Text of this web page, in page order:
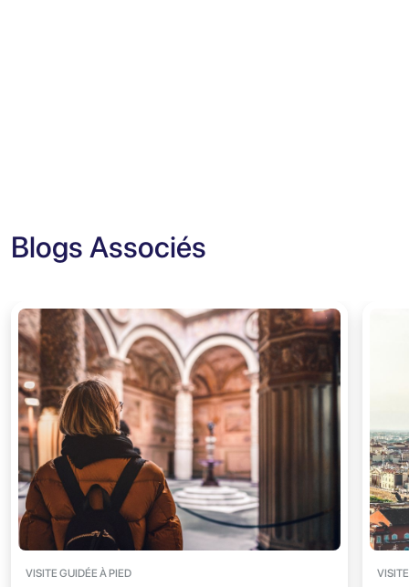
Blogs Associés
VISITE GUIDÉE À PIED